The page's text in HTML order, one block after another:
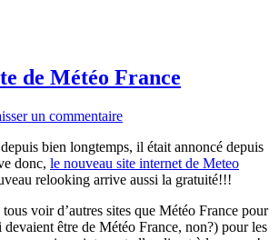
de Météo France
un commentaire
bien longtemps, il était annoncé depuis
donc, le nouveau site internet de Meteo
relooking arrive aussi la gratuité!!!
voir d’autres sites que Météo France pour
être de Météo France, non?) pour les